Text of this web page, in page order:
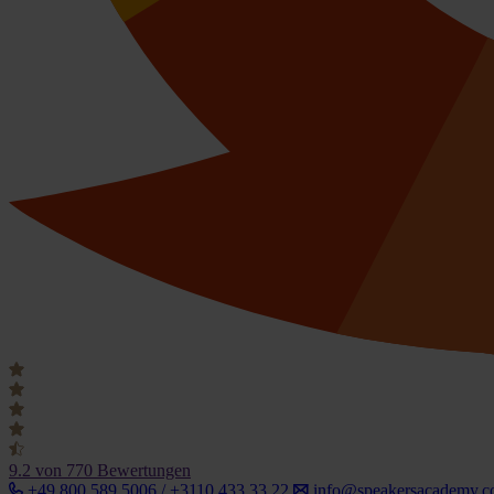
9.2 von 770 Bewertungen
+49 800 589 5006 / +3110 433 33 22